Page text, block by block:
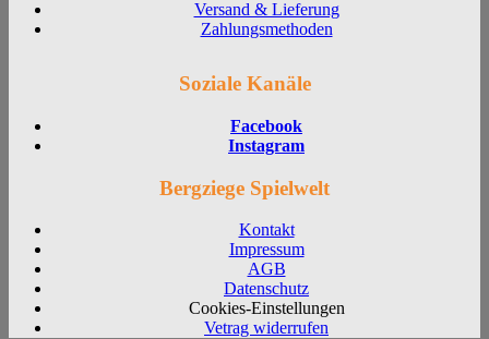
Versand & Lieferung
Zahlungsmethoden
Soziale Kanäle
Facebook
Instagram
Bergziege Spielwelt
Kontakt
Impressum
AGB
Datenschutz
Cookies-Einstellungen
Vetrag widerrufen